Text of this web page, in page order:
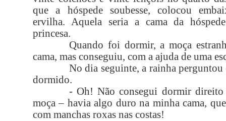
que a hóspede soubesse, colocou
ervilha. Aquela seria a cama da
princesa.
Quando foi dormir, a moça
cama, mas conseguiu, com a ajuda de uma
No dia seguinte, a rainha
dormido.
- Oh! Não consegui dormir direito
moça – havia algo duro na minha cama,
com manchas roxas nas costas!